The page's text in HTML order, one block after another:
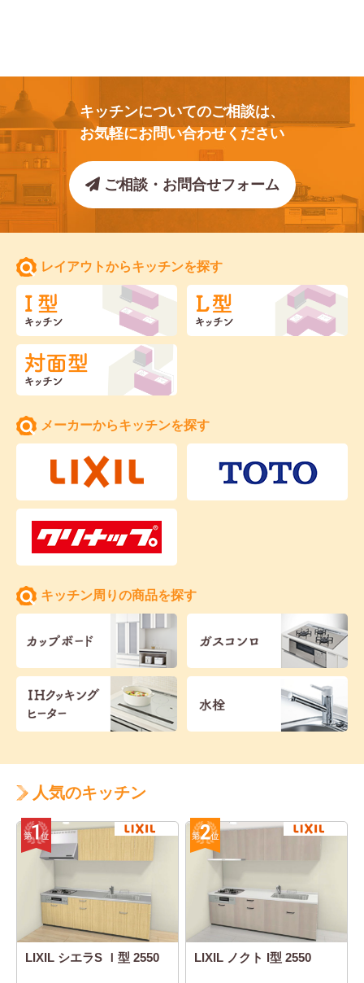
キッチンについてのご相談は、
お気軽にお問い合わせください
ご相談・お問合せフォーム
レイアウトからキッチンを探す
メーカーからキッチンを探す
キッチン周りの商品を探す
人気のキッチン
LIXIL シエラS Ｉ型 2550 LIXIL ノクト I型 2550